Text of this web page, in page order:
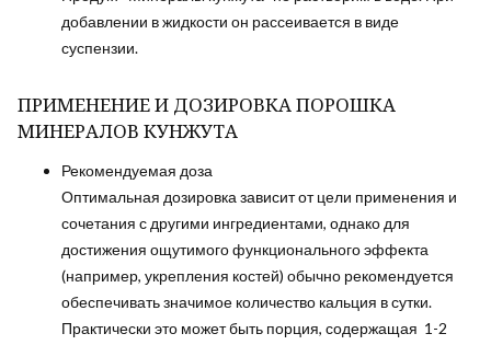
добавлении в жидкости он рассеивается в виде
суспензии.
ПРИМЕНЕНИЕ И ДОЗИРОВКА ПОРОШКА
МИНЕРАЛОВ КУНЖУТА
Рекомендуемая доза
Оптимальная дозировка зависит от цели применения и
сочетания с другими ингредиентами, однако для
достижения ощутимого функционального эффекта
(например, укрепления костей) обычно рекомендуется
обеспечивать значимое количество кальция в сутки.
Практически это может быть порция, содержащая 1-2